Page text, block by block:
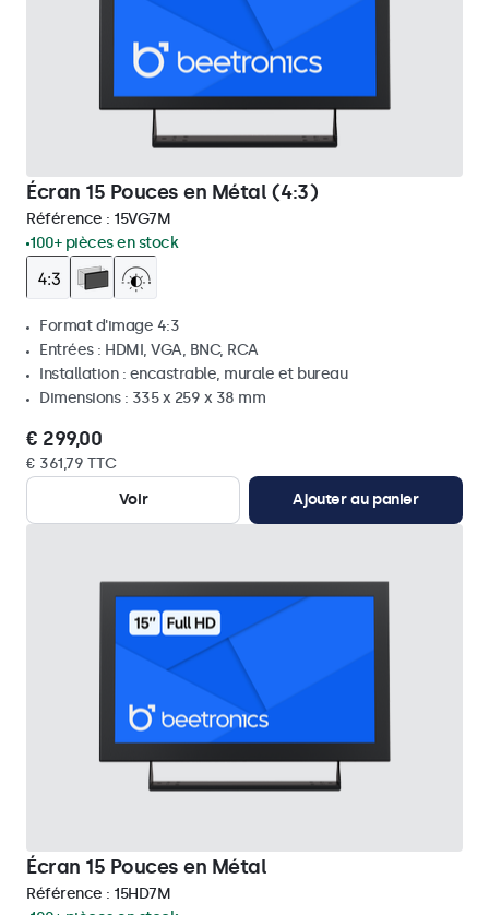
Écran 15 Pouces en Métal (4:3)
Référence : 15VG7M
100+ pièces en stock
Format d'image 4:3
Entrées : HDMI, VGA, BNC, RCA
Installation : encastrable, murale et bureau
Dimensions : 335 x 259 x 38 mm
€ 299,00
€ 361,79 TTC
Voir
Ajouter au panier
Écran 15 Pouces en Métal
Référence : 15HD7M